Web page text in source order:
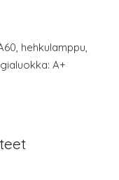
hehkulamppu,
A+